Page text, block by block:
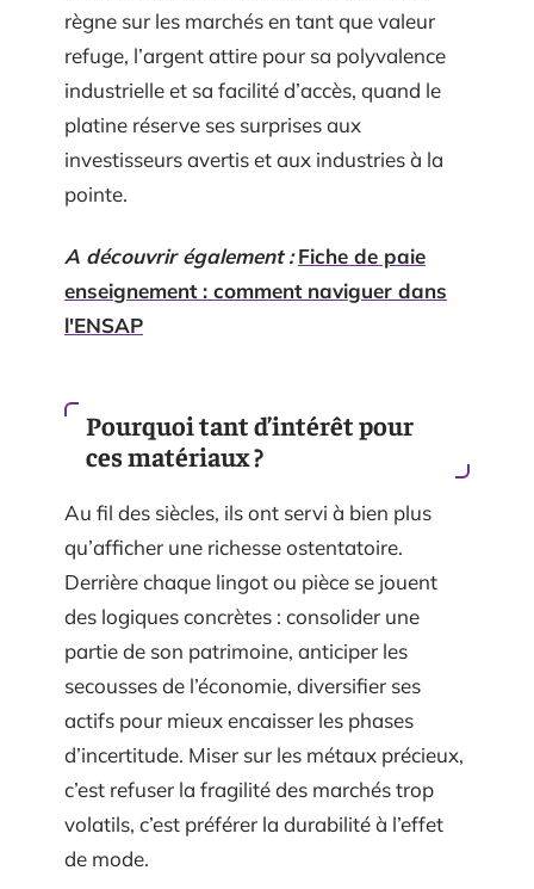
règne sur les marchés en tant que valeur
refuge, l’argent attire pour sa polyvalence
industrielle et sa facilité d’accès, quand le
platine réserve ses surprises aux
investisseurs avertis et aux industries à la
pointe.
A découvrir également : Fiche de paie
enseignement : comment naviguer dans
l'ENSAP
Pourquoi tant d’intérêt pour
ces matériaux ?
Au fil des siècles, ils ont servi à bien plus
qu’afficher une richesse ostentatoire.
Derrière chaque lingot ou pièce se jouent
des logiques concrètes : consolider une
partie de son patrimoine, anticiper les
secousses de l’économie, diversifier ses
actifs pour mieux encaisser les phases
d’incertitude. Miser sur les métaux précieux,
c’est refuser la fragilité des marchés trop
volatils, c’est préférer la durabilité à l’effet
de mode.